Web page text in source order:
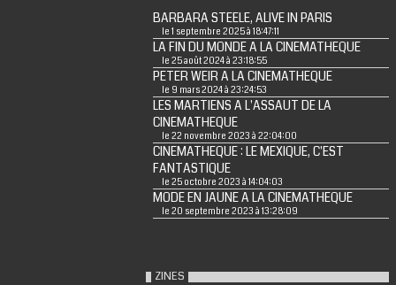
BARBARA STEELE, ALIVE IN PARIS
le 1 septembre 2025 à 18:47:11
LA FIN DU MONDE A LA CINEMATHEQUE
le 25 août 2024 à 23:18:55
PETER WEIR A LA CINEMATHEQUE
le 9 mars 2024 à 23:24:53
LES MARTIENS A L'ASSAUT DE LA
CINEMATHEQUE
le 22 novembre 2023 à 22:04:00
CINEMATHEQUE : LE MEXIQUE, C'EST
FANTASTIQUE
le 25 octobre 2023 à 14:04:03
MODE EN JAUNE A LA CINEMATHEQUE
le 20 septembre 2023 à 13:28:09
ZINES